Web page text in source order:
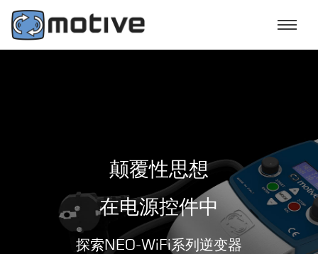
颠覆性思想
在电源控件中
探索NEO-WiFi系列逆变器